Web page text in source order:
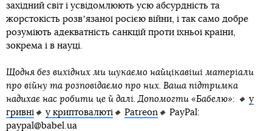
західний світ і усвідомлюють усю абсурдність та
жорстокість розвʼязаної росією війни, і так само добре
розуміють адекватність санкцій проти їхньої країни,
зокрема і в науці.
Щодня без вихідних ми шукаємо найцікавіші матеріали
про війну та розповідаємо про них. Ваша підтримка
надихає нас робити це й далі. Допомогти «Бабелю»: 🔸 у
гривні 🔸 у криптовалюті 🔸 Patreon 🔸 PayPal:
paypal@babel.ua